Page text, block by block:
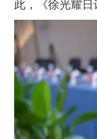
此，《徐光耀日